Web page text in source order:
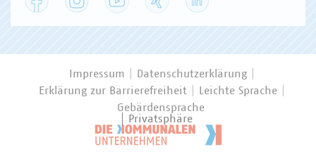
Impressum
Datenschutzerklärung
Erklärung zur Barrierefreiheit
Leichte Sprache
Gebärdensprache
Privatsphäre